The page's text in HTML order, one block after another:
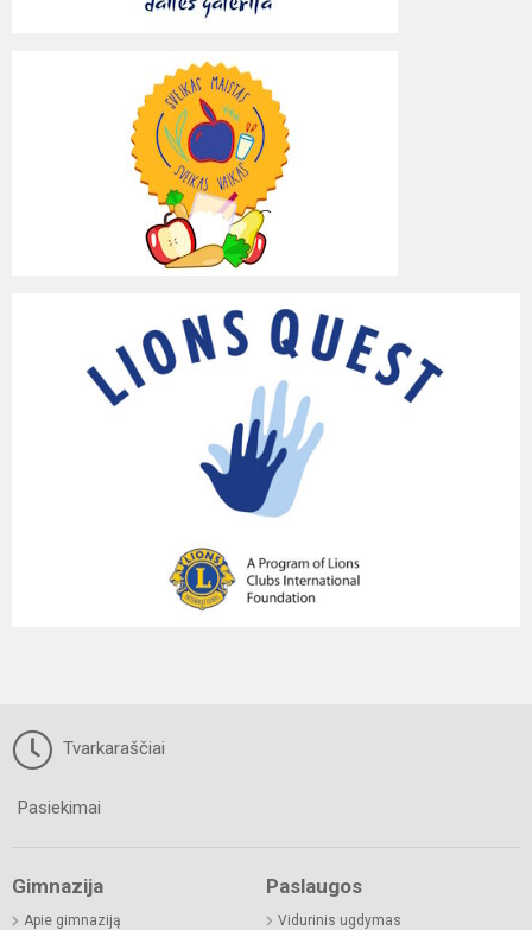
Tvarkaraščiai
Pasiekimai
Gimnazija
Apie gimnaziją
Paslaugos
Vidurinis ugdymas